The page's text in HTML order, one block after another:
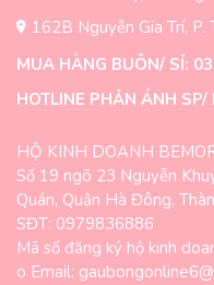
162B Nguyễn Gia Trí,
MUA HÀNG BUÔN/ SỈ:
HOTLINE PHẢN ÁNH
HỘ KINH DOANH
Số 19 ngõ 23 Nguyễn
Quán, Quận Hà Đông,
SĐT: 0979836886
Mã số đăng ký hộ kinh
o Email: